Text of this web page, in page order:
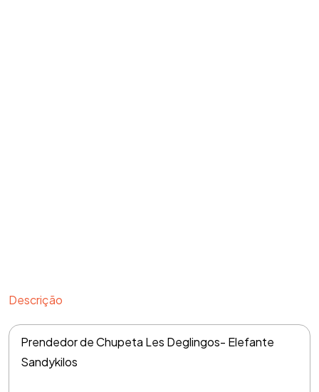
Descrição
Prendedor de Chupeta Les Deglingos- Elefante
Sandykilos